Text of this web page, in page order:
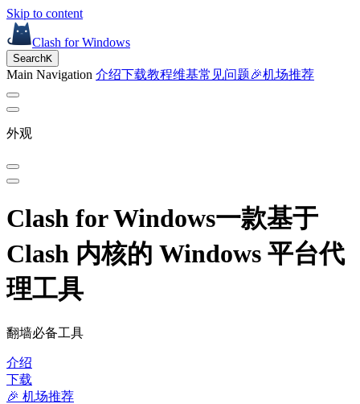
Skip to content
Clash for Windows
SearchK
Main Navigation 介绍下载教程维基常见问题🎉机场推荐
外观
Clash for Windows一款基于
Clash 内核的 Windows 平台代
理工具
翻墙必备工具
介绍
下载
🎉 机场推荐